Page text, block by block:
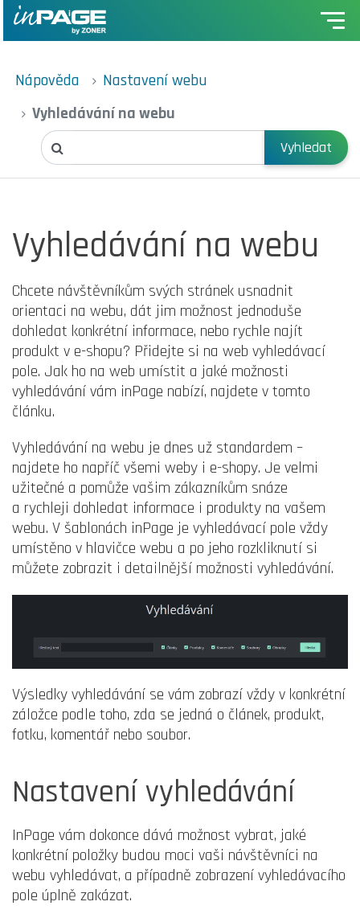
Nápověda
Nastavení webu
Vyhledávání na webu
Vyhledat
Vyhledávání na webu
Chcete návštěvníkům svých stránek usnadnit
orientaci na webu, dát jim možnost jednoduše
dohledat konkrétní informace, nebo rychle najít
produkt v e-shopu? Přidejte si na web vyhledávací
pole. Jak ho na web umístit a jaké možnosti
vyhledávání vám inPage nabízí, najdete v tomto
článku.
Vyhledávání na webu je dnes už standardem –
najdete ho napříč všemi weby i e-shopy. Je velmi
užitečné a pomůže vašim zákazníkům snáze
a rychleji dohledat informace i produkty na vašem
webu. V šablonách inPage je vyhledávací pole vždy
umístěno v hlavičce webu a po jeho rozkliknutí si
můžete zobrazit i detailnější možnosti vyhledávání.
Výsledky vyhledávání se vám zobrazí vždy v konkrétní
záložce podle toho, zda se jedná o článek, produkt,
fotku, komentář nebo soubor.
Nastavení vyhledávání
InPage vám dokonce dává možnost vybrat, jaké
konkrétní položky budou moci vaši návštěvníci na
webu vyhledávat, a případně zobrazení vyhledávacího
pole úplně zakázat.